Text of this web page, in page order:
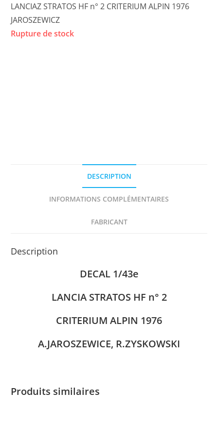
LANCIAZ STRATOS HF n° 2 CRITERIUM ALPIN 1976
JAROSZEWICZ
Rupture de stock
DESCRIPTION
INFORMATIONS COMPLÉMENTAIRES
FABRICANT
Description
DECAL 1/43e
LANCIA STRATOS HF n° 2
CRITERIUM ALPIN 1976
A.JAROSZEWICE, R.ZYSKOWSKI
Produits similaires